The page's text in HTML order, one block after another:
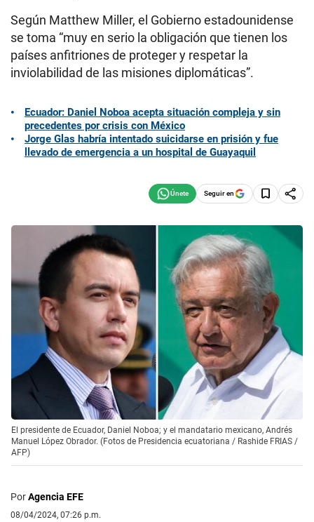
Según Matthew Miller, el Gobierno estadounidense
se toma “muy en serio la obligación que tienen los
países anfitriones de proteger y respetar la
inviolabilidad de las misiones diplomáticas”.
Ecuador: Daniel Noboa acepta situación compleja y sin
precedentes por crisis con México
Jorge Glas habría intentado suicidarse en prisión y fue
llevado de emergencia a un hospital de Guayaquil
Seguir en
El presidente de Ecuador, Daniel Noboa; y el mandatario mexicano, Andrés
Manuel López Obrador. (Fotos de Presidencia ecuatoriana / Rashide FRIAS /
AFP)
PorAgencia EFE
08/04/2024, 07:26 p.m.